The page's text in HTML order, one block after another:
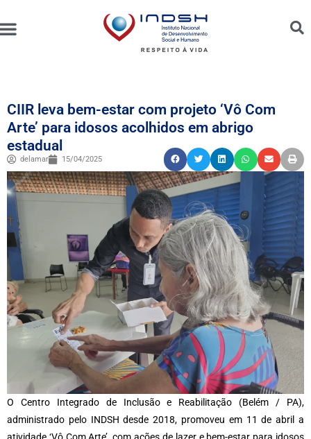
CIIR leva bem-estar com projeto ‘Vô Com
Arte’ para idosos acolhidos em abrigo
estadual
delamar 15/04/2025
O Centro Integrado de Inclusão e Reabilitação (Belém / PA),
administrado pelo INDSH desde 2018, promoveu em 11 de abril a
atividade ‘Vô Com Arte’, com ações de lazer e bem-estar para idosos